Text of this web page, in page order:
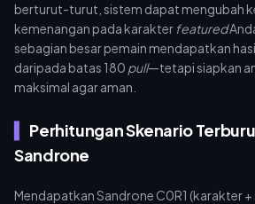
berturut-turut, sistem dapat mengubah
kemenangan pada karakter featured
sebagian besar pemain mendapatkan
daripada batas 180 pull—tetapi siapkan
maksimal agar aman.
Perhitungan Skenario
Sandrone
Mendapatkan Sandrone C0R1 (karakter +